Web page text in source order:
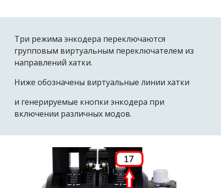
Три режима энкодера переключаются
групповым виртуальным переключателем из
направлений хатки.
Ниже обозначены виртуальные линии хатки
и генерируемые кнопки энкодера при
включении различных модов.